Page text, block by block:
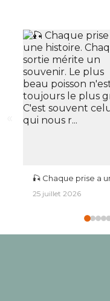
🎣 Chaque prise a
histoire. Chaque
mérite un souvenir. Le
n'est pas toujours le
plus gros… C'est
25 juillet 2026